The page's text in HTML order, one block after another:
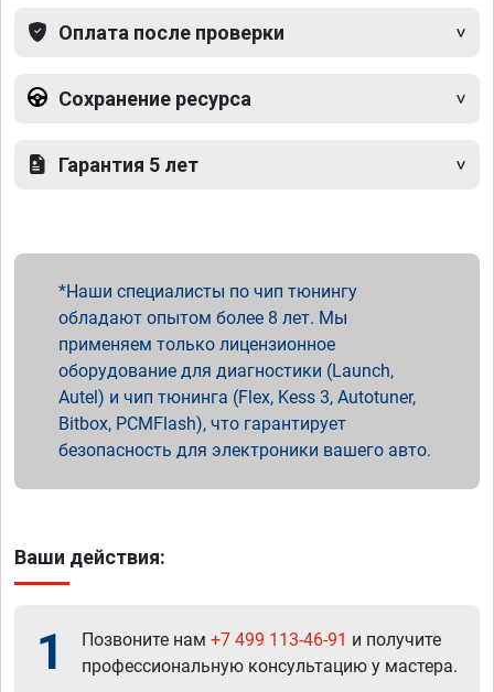
Оплата после проверки
Сохранение ресурса
Гарантия 5 лет
Наши специалисты по чип тюнингу
обладают опытом более 8 лет. Мы
применяем только лицензионное
оборудование для диагностики (Launch,
Autel) и чип тюнинга (Flex, Kess 3, Autotuner,
Bitbox, PCMFlash), что гарантирует
безопасность для электроники вашего авто.
Ваши действия:
1 Позвоните нам +7 499 113-46-91 и получите
профессиональную консультацию у мастера.